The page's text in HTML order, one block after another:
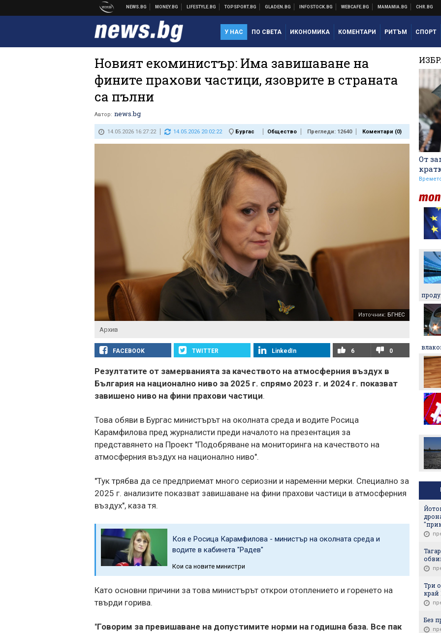
У НАС ПО СВЕТА ИКОНОМИКА КОМЕНТАРИ РИТЪМ СПОРТ
Новият екоминистър: Има завишаване на
фините прахови частици, язоврите в страната
са пълни
Автор: news.bg
14.05.2026 16:27:22 14.05.2026 20:02:22 Бургас Общество Прегледи: 12640 Коментари (0)
Източник: БГНЕС
Архив
FACEBOOK TWITTER LinkedIn 6 0
Резултатите от замерванията за качеството на атмосферния въздух в
България на национално ниво за 2025 г. спрямо 2023 г. и 2024 г. показват
завишено ниво на фини прахови частици.
Това обяви в Бургас министърът на околната среда и водите Росица
Карамфилова пред журналисти преди началото на презентация за
представянето на Проект "Подобряване на мониторинга на качеството на
атмосферния въздух на национално ниво".
"Тук трябва да се предприемат много сериозни и наременни мерки. Специално за
2025 г. анализите показват завишаване на фини прахови частици в атмосферния
въздух", каза тя.
Коя е Росица Карамфилова - министър на околната среда и
водите в кабинета "Радев"
Кои са новите министри
Като основни причини за това министърът открои отоплението и горенето на
твърди горива.
"Говорим за превишаване на допустимите норми на годишна база. Все пак
От
Георги Иванов: Вече има
ЦСКА взима още трима
Никола Цолов: Гледам
Три
край
Без